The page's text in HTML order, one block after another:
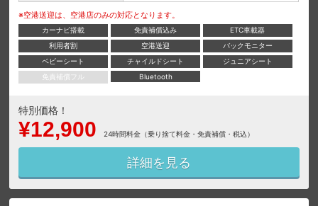
※空港送迎は、空港店のみの対応となります。
カーナビ搭載 免責補償込み
ETC車載器
利用者割
空港送迎
バックモニター
ベビーシート
チャイルドシート
ジュニアシート
免責補償フル
Bluetooth
特別価格！
¥12,900 24時間料金（乗り捨て料金・免責補償・税込）
詳細を見る